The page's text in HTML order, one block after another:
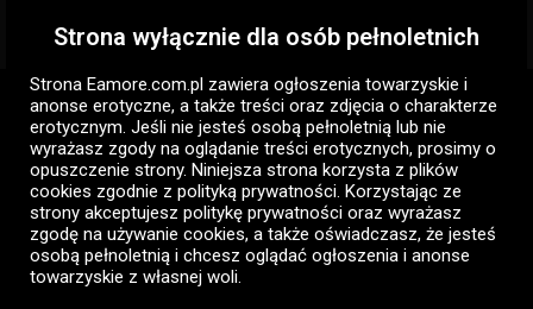
Eamore.com.pl
Ogłoszenia panów
Kędzierzyn-Koźle
Ogłoszenia towarzyskie panów
Kędzierzyn-koźle
22
Strona wyłącznie dla osób pełnoletnich
Strona Eamore.com.pl zawiera ogłoszenia towarzyskie i
anonse erotyczne, a także treści oraz zdjęcia o charakterze
erotycznym. Jeśli nie jesteś osobą pełnoletnią lub nie
wyrażasz zgody na oglądanie treści erotycznych, prosimy o
opuszczenie strony. Niniejsza strona korzysta z plików
cookies zgodnie z polityką prywatności. Korzystając ze
strony akceptujesz politykę prywatności oraz wyrażasz
zgodę na używanie cookies, a także oświadczasz, że jesteś
osobą pełnoletnią i chcesz oglądać ogłoszenia i anonse
towarzyskie z własnej woli.